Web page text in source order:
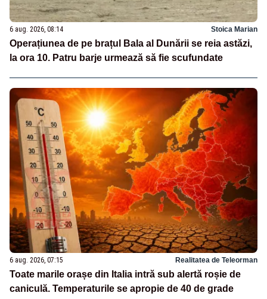
6 aug. 2026, 08:14 Stoica Marian
Operațiunea de pe brațul Bala al Dunării se reia astăzi,
la ora 10. Patru barje urmează să fie scufundate
6 aug. 2026, 07:15 Realitatea de Teleorman
Toate marile orașe din Italia intră sub alertă roșie de
caniculă. Temperaturile se apropie de 40 de grade